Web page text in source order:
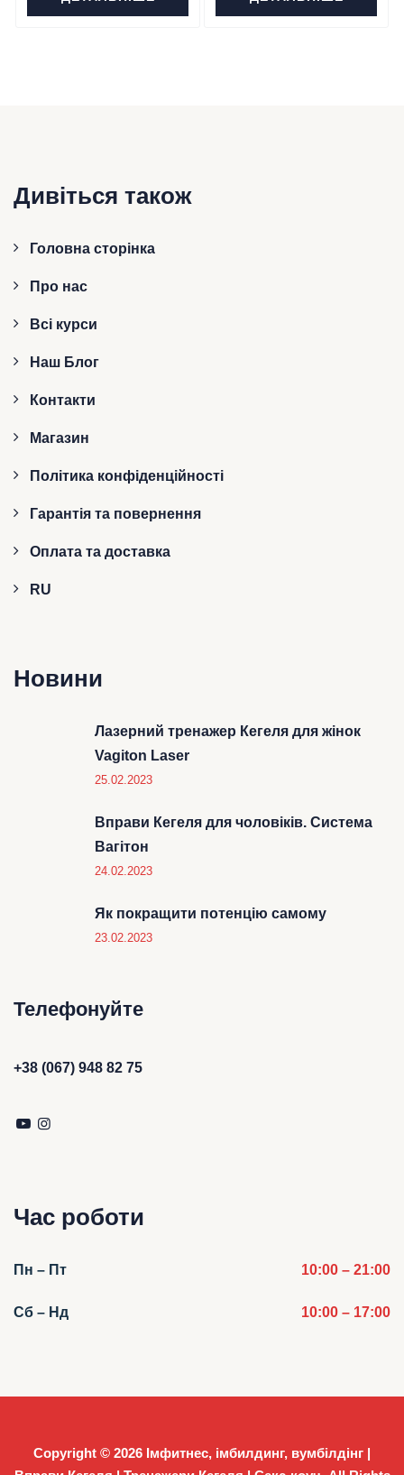
Дивіться також
Головна сторінка
Про нас
Всі курси
Наш Блог
Контакти
Магазин
Політика конфіденційності
Гарантія та повернення
Оплата та доставка
RU
Новини
Лазерний тренажер Кегеля для жінок
Vagiton Laser
25.02.2023
Вправи Кегеля для чоловіків. Система
Вагітон
24.02.2023
Як покращити потенцію самому
23.02.2023
Телефонуйте
+38 (067) 948 82 75
Час роботи
Пн – Пт 10:00 – 21:00
Сб – Нд 10:00 – 17:00
Copyright © 2026 Імфитнес, імбилдинг, вумбілдінг |